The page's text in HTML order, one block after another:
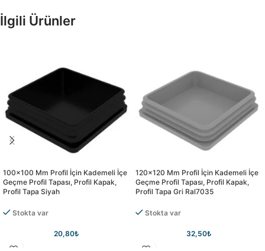
İlgili Ürünler
100×100 Mm Profil İçin Kademeli İçe
Geçme Profil Tapası, Profil Kapak,
Profil Tapa Siyah
Stokta var
20,80₺
120×120 Mm Profil İçin Kademeli İçe
Geçme Profil Tapası, Profil Kapak,
Profil Tapa Gri Ral7035
Stokta var
32,50₺